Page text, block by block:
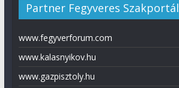
Partner Fegyveres
www.fegyverforum.com
www.kalasnyikov.hu
www.gazpisztoly.hu